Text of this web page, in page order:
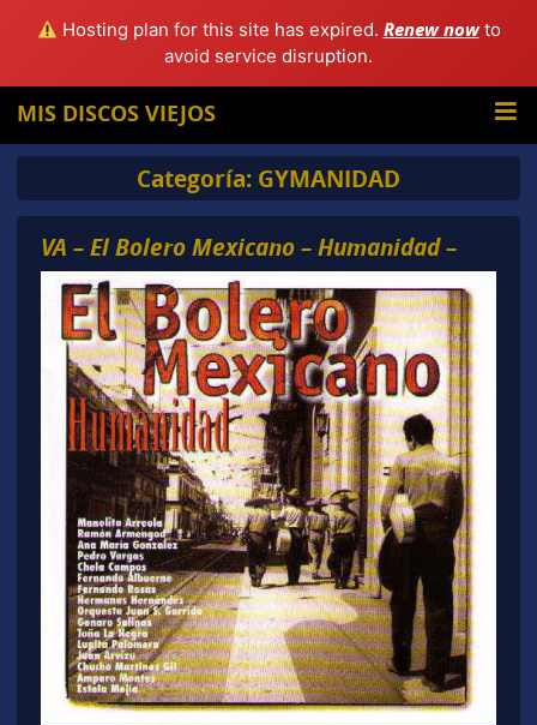
Hosting plan for this site has expired. Renew nowto
avoid service disruption.
MIS DISCOS VIEJOS
Categoría: GYMANIDAD
VA – El Bolero Mexicano – Humanidad –